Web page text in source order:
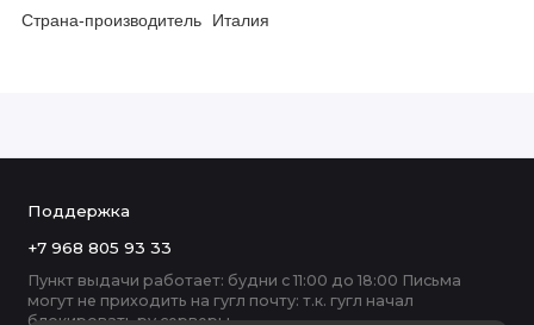
Страна-производитель
Италия
Поддержка
+7 968 805 93 33
Пункт выдачи работает: будни с 11:00 до 18:00 Письма
могут не приходить на гугл почту: т.к. гугл начал
блокировать ру серверы